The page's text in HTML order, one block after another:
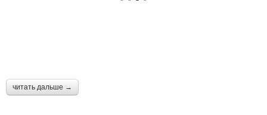
читать дальше →